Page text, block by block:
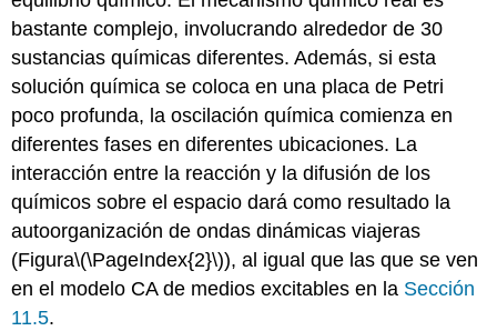
bastante complejo, involucrando alrededor de 30
sustancias químicas diferentes. Además, si esta
solución química se coloca en una placa de Petri
poco profunda, la oscilación química comienza en
diferentes fases en diferentes ubicaciones. La
interacción entre la reacción y la difusión de los
químicos sobre el espacio dará como resultado la
autoorganización de ondas dinámicas viajeras
(Figura\(\PageIndex{2}\)), al igual que las que se ven
en el modelo CA de medios excitables en la Sección
11.5.